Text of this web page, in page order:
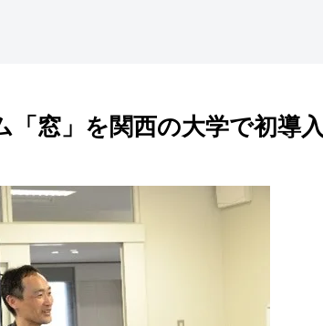
窓」を関西の大学で初導入